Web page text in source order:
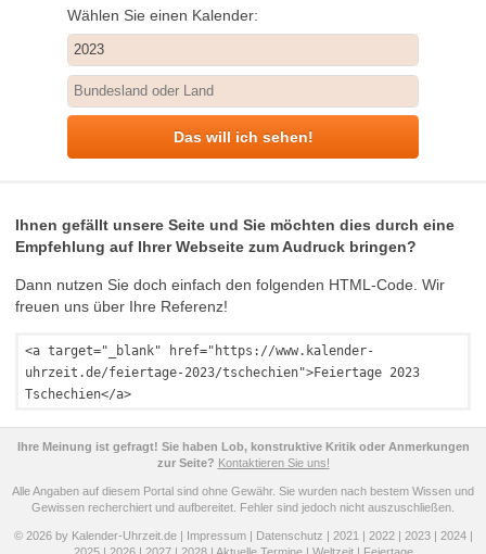
Wählen Sie einen Kalender:
Das will ich sehen!
Ihnen gefällt unsere Seite und Sie möchten dies durch eine
Empfehlung auf Ihrer Webseite zum Audruck bringen?
Dann nutzen Sie doch einfach den folgenden HTML-Code. Wir
freuen uns über Ihre Referenz!
<a target="_blank" href="https://www.kalender-
uhrzeit.de/feiertage-2023/tschechien">Feiertage 2023
Tschechien</a>
Ihre Meinung ist gefragt! Sie haben Lob, konstruktive Kritik oder Anmerkungen
zur Seite? Kontaktieren Sie uns!
Alle Angaben auf diesem Portal sind ohne Gewähr. Sie wurden nach bestem Wissen und
Gewissen recherchiert und aufbereitet. Fehler sind jedoch nicht auszuschließen.
© 2026 by Kalender-Uhrzeit.de | Impressum| Datenschutz | 2021 | 2022| 2023| 2024|